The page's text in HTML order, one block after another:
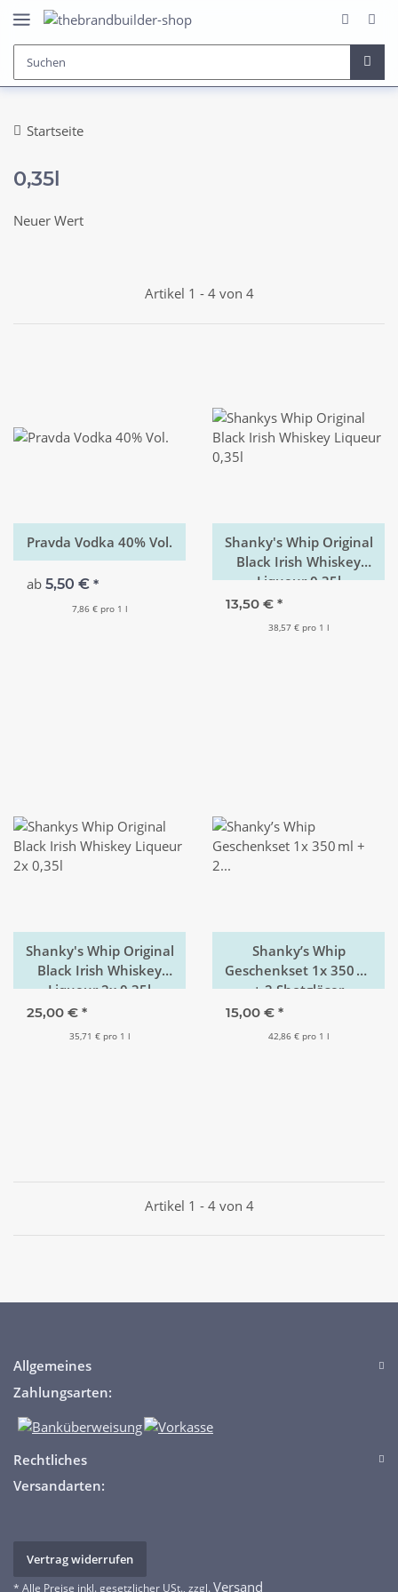
Startseite
0,35l
Neuer Wert
Artikel 1 - 4 von 4
Pravda Vodka 40% Vol.
ab 5,50 € *
7,86 € pro 1 l
Shanky's Whip Original
Black Irish Whiskey
Liqueur 0,35l
13,50 € *
38,57 € pro 1 l
Shanky's Whip Original
Black Irish Whiskey
Liqueur 2x 0,35l
25,00 € *
35,71 € pro 1 l
Shanky’s Whip
Geschenkset 1x 350 ml
+ 2 Shotgläser
15,00 € *
42,86 € pro 1 l
Artikel 1 - 4 von 4
Allgemeines
Zahlungsarten:
Rechtliches
Versandarten:
Vertrag widerrufen
* Alle Preise inkl. gesetzlicher USt., zzgl.Versand